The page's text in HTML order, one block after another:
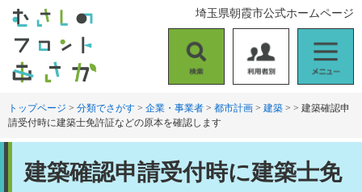
す
。
し
て
索
用
者
ニ
ュ
埼玉県朝霞市公式ホームページ
トップページ > 分類でさがす > 企業・事業者 > 都市計画 > 建築 > > 建築確認申
請受付時に建築士免許証などの原本を確認します
建築確認申請受付時に建築士免